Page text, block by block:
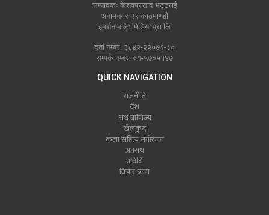
सम्पादकः केशवप्रसाद भट्टराई
अनामनगर २९ काठमाण्डौं
इमर्शन मल्टि मिडिया प्रा लि
दर्ता नम्बर: ३८४२-२२०७९-८०
सम्पर्क नम्बर: ०१-५७०५१४७
QUICK NAVIGATION
राजनीति
देश
अर्थ बाणिज्य
खेलकुद
कला सहित्य मनोरंजन
अपराध
प्रबिधि
विचार ब्लग